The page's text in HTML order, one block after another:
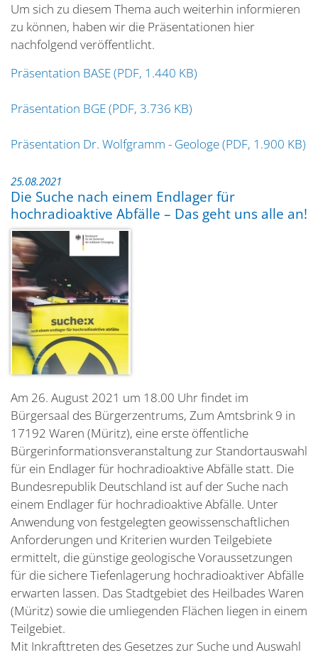
Um sich zu diesem Thema auch weiterhin informieren
zu können, haben wir die Präsentationen hier
nachfolgend veröffentlicht.
Präsentation BASE (PDF, 1.440 KB)
Präsentation BGE (PDF, 3.736 KB)
Präsentation Dr. Wolfgramm - Geologe (PDF, 1.900 KB)
25.08.2021
Die Suche nach einem Endlager für
hochradioaktive Abfälle – Das geht uns alle an!
Am 26. August 2021 um 18.00 Uhr findet im
Bürgersaal des Bürgerzentrums, Zum Amtsbrink 9 in
17192 Waren (Müritz), eine erste öffentliche
Bürgerinformationsveranstaltung zur Standortauswahl
für ein Endlager für hochradioaktive Abfälle statt. Die
Bundesrepublik Deutschland ist auf der Suche nach
einem Endlager für hochradioaktive Abfälle. Unter
Anwendung von festgelegten geowissenschaftlichen
Anforderungen und Kriterien wurden Teilgebiete
ermittelt, die günstige geologische Voraussetzungen
für die sichere Tiefenlagerung hochradioaktiver Abfälle
erwarten lassen. Das Stadtgebiet des Heilbades Waren
(Müritz) sowie die umliegenden Flächen liegen in einem
Teilgebiet.
Mit Inkrafttreten des Gesetzes zur Suche und Auswahl